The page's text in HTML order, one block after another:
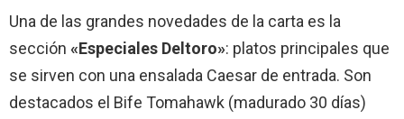
Una de las grandes novedades de la carta es la
sección «Especiales Deltoro»: platos principales que
se sirven con una ensalada Caesar de entrada. Son
destacados el Bife Tomahawk (madurado 30 días)